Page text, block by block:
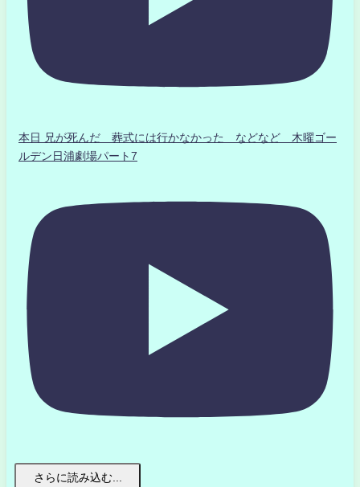
本日 兄が死んだ 葬式には行かなかった などなど 木曜ゴー
ルデン日浦劇場パート7
さらに読み込む...